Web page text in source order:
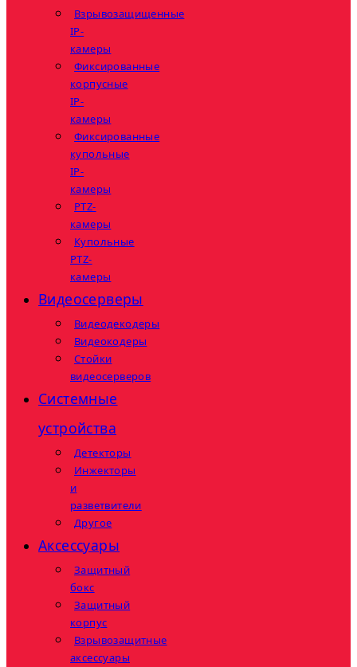
Взрывозащищенные
IP-
камеры
Фиксированные
корпусные
IP-
камеры
Фиксированные
купольные
IP-
камеры
PTZ-
камеры
Купольные
PTZ-
камеры
Видеосерверы
Видеодекодеры
Видеокодеры
Стойки
видеосерверов
Системные
устройства
Детекторы
Инжекторы
и
разветвители
Другое
Аксессуары
Защитный
бокс
Защитный
корпус
Взрывозащитные
аксессуары